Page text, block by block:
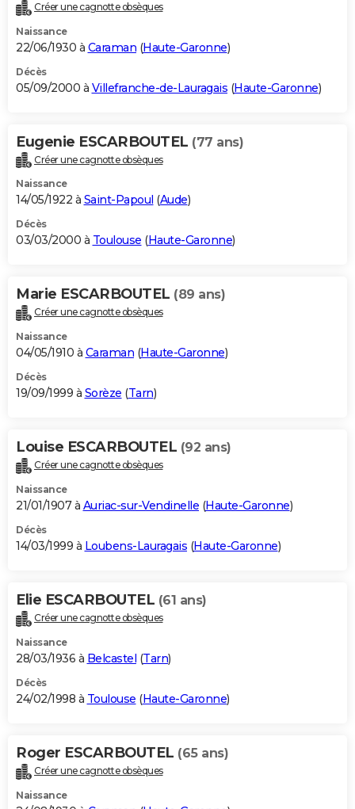
Créer une cagnotte obsèques
Naissance
22/06/1930 à Caraman (Haute-Garonne)
Décès
05/09/2000 à Villefranche-de-Lauragais (Haute-Garonne)
Eugenie ESCARBOUTEL (77 ans)
Créer une cagnotte obsèques
Naissance
14/05/1922 à Saint-Papoul (Aude)
Décès
03/03/2000 à Toulouse (Haute-Garonne)
Marie ESCARBOUTEL (89 ans)
Créer une cagnotte obsèques
Naissance
04/05/1910 à Caraman (Haute-Garonne)
Décès
19/09/1999 à Sorèze (Tarn)
Louise ESCARBOUTEL (92 ans)
Créer une cagnotte obsèques
Naissance
21/01/1907 à Auriac-sur-Vendinelle (Haute-Garonne)
Décès
14/03/1999 à Loubens-Lauragais (Haute-Garonne)
Elie ESCARBOUTEL (61 ans)
Créer une cagnotte obsèques
Naissance
28/03/1936 à Belcastel (Tarn)
Décès
24/02/1998 à Toulouse (Haute-Garonne)
Roger ESCARBOUTEL (65 ans)
Créer une cagnotte obsèques
Naissance